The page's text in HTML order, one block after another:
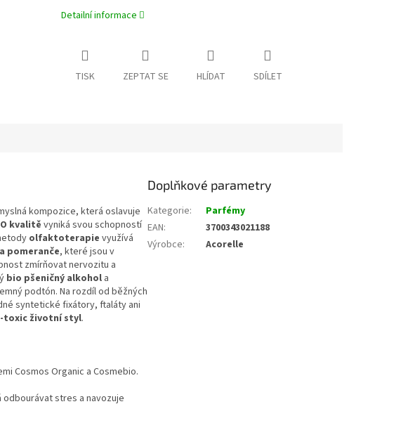
Detailní informace
TISK ZEPTAT SE HLÍDAT SDÍLET
kompozice, která oslavuje
kvalitě vyniká svou schopností
olfaktoterapie využívá
pomeranče, které jsou v
zmírňovat nervozitu a
bio pšeničný alkohol a
podtón. Na rozdíl od běžných
syntetické fixátory, ftaláty ani
toxic životní styl.
Cosmos Organic a Cosmebio.
odbourávat stres a navozuje
Doplňkové parametry
Kategorie:
Parfémy
EAN:
3700343021188
Výrobce: Acorelle